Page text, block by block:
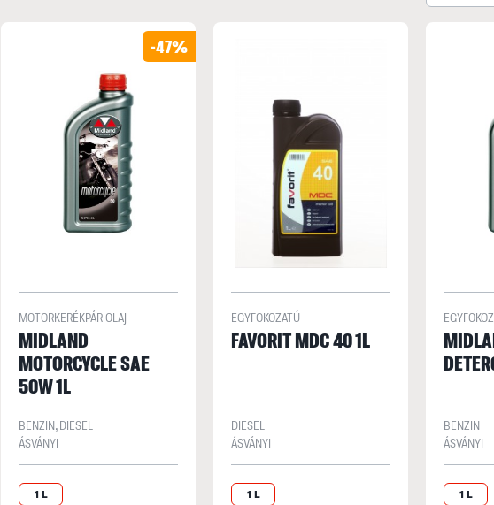
-47%
MOTORKERÉKPÁR OLAJ
MIDLAND
MOTORCYCLE SAE
50W 1L
BENZIN, DIESEL
ÁSVÁNYI
1 L
EGYFOKOZATÚ
FAVORIT MDC 40 1L
DIESEL
ÁSVÁNYI
1 L
BENZIN
ÁSVÁNYI
1 L